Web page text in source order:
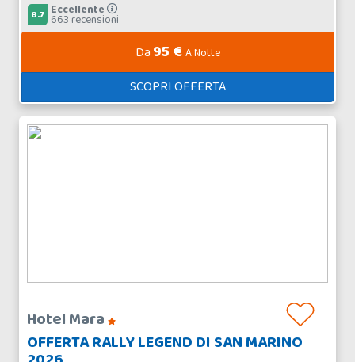
8.7 Eccellente
663 recensioni
Da 95 €A Notte
SCOPRI OFFERTA
Hotel Mara
OFFERTA RALLY LEGEND DI SAN MARINO